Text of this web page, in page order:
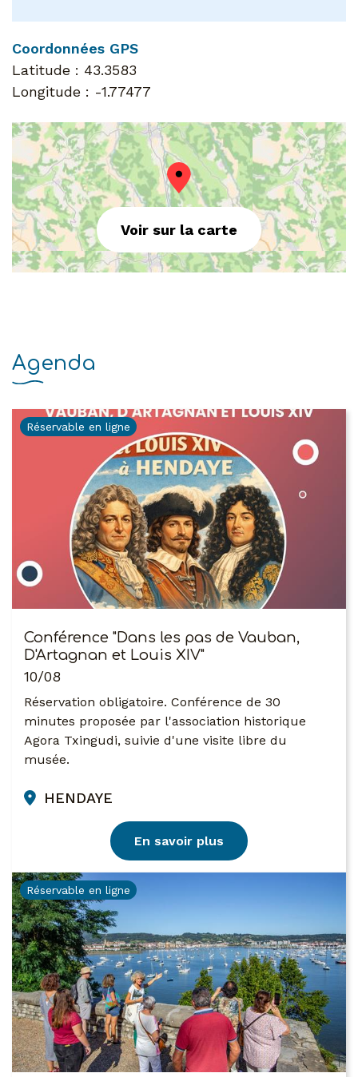
Coordonnées GPS
Latitude : 43.3583
Longitude : -1.77477
Voir sur la carte
Agenda
Réservable en ligne
Conférence "Dans les pas de Vauban,
D'Artagnan et Louis XIV"
10/08
Réservation obligatoire. Conférence de 30
minutes proposée par l'association historique
Agora Txingudi, suivie d'une visite libre du
musée.
HENDAYE
En savoir plus
Réservable en ligne